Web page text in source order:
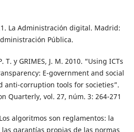
La Administración digital. Madrid:
Pública.
T. y GRIMES, J. M. 2010. “Using ICTs
E-government and social
anti-corruption tools for societies”.
Quarterly, vol. 27, núm. 3: 264-271
algoritmos son reglamentos: la
garantías propias de las normas